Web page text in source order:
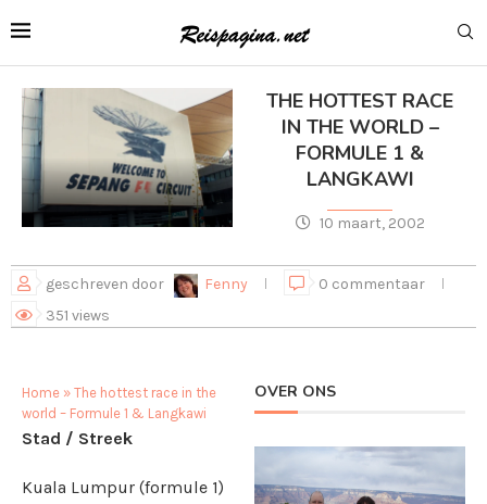
THE HOTTEST RACE
IN THE WORLD –
FORMULE 1 &
LANGKAWI
10 maart, 2002
geschreven door Fenny
0 commentaar
351 views
Home » The hottest race in the
world – Formule 1 & Langkawi
Stad / Streek
Kuala Lumpur (formule 1)
OVER ONS